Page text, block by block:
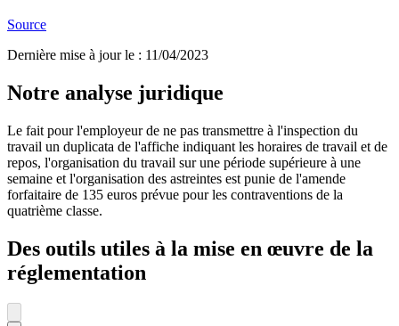
Source
Dernière mise à jour le : 11/04/2023
Notre analyse juridique
Le fait pour l'employeur de ne pas transmettre à l'inspection du
travail un duplicata de l'affiche indiquant les horaires de travail et de
repos, l'organisation du travail sur une période supérieure à une
semaine et l'organisation des astreintes est punie de l'amende
forfaitaire de 135 euros prévue pour les contraventions de la
quatrième classe.
Des outils utiles à la mise en œuvre de la
réglementation